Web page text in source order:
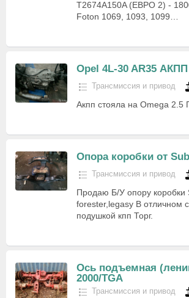
T2674A150A (ЕВРО 2) -
Foton 1069, 1093, 1099…
Opel 4L-30 AR35 АКПП
Трансмиссия и привод
Акпп стояла на Omega 2.5
Опора коробки от
Трансмиссия и привод
Продаю Б/У опору коробки
forester,legasy В отличном
подушкой кпп Торг.
Ось подъемная
2000/TGA
Трансмиссия и привод